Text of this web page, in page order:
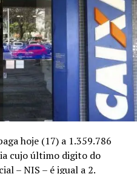
hoje (17) a 1.359.786
cujo último digito do
– NIS – é igual a 2.